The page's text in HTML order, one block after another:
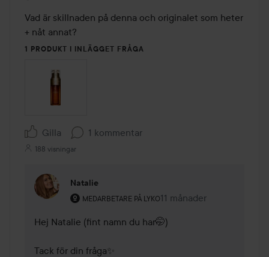
Vad är skillnaden på denna och originalet som heter
+ nåt annat?
1 PRODUKT I INLÄGGET FRÅGA
Gilla 1 kommentar
188 visningar
Natalie
MEDARBETARE PÅ LYKO
Användarens roll: Medarbetare på Lyko.
11 månader
Kommentaren lades 11
Hej Natalie (fint namn du har🤭)
Tack för din fråga✨